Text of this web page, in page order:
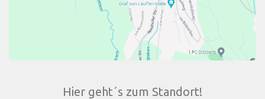
Hier geht´s zum Standort!